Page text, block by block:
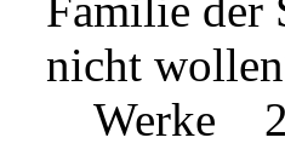
nicht
Werke